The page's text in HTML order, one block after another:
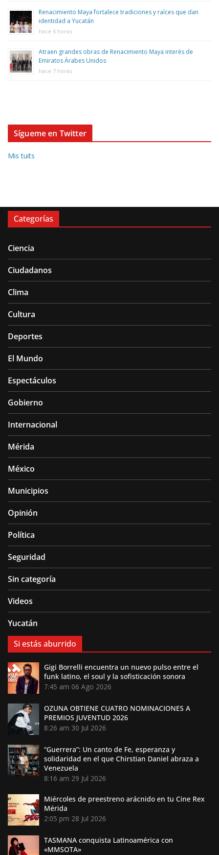
Renacimiento Maya fortalece tradiciones y raíces que dan
identidad a Yucatán
hace 6 horas
Atraen grandes obras de Renacimiento Maya interés de
Emiratos Árabes Unidos
hace 7 horas
Sígueme en Twitter
Mis tuits
Categorías
Ciencia
Ciudadanos
Clima
Cultura
Deportes
El Mundo
Espectáculos
Gobierno
Internacional
Mérida
México
Municipios
Opinión
Política
Seguridad
Sin categoría
Videos
Yucatán
Si estás aburrido
Gigi Borrelli encuentra un nuevo pulso entre el
funk latino, el soul y la sofisticación sonora
7:45 am 06 Ago 2026
OZUNA OBTIENE CUATRO NOMINACIONES A
PREMIOS JUVENTUD 2026
8:26 am 30 Jul 2026
“Guerrera”: Un canto de Fe, esperanza y
solidaridad en el que Chirstian Daniel abraza a
Venezuela
8:16 am 29 Jul 2026
Miércoles de preestreno arácnido en tu Cine Rex
Mérida
2:05 pm 28 Jul 2026
TASMANA conquista Latinoamérica con
«MMSOTA»